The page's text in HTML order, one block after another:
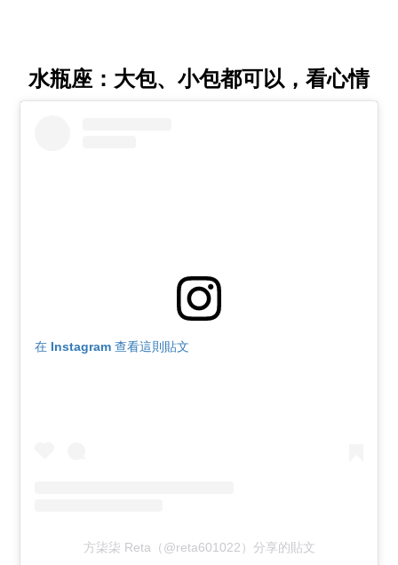
水瓶座：大包、小包都可以，看心情
在 Instagram 查看這則貼文
方柒柒 Reta（@reta601022）分享的貼文